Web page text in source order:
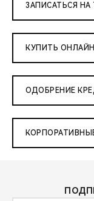
ЗАПИСАТЬСЯ НА
КУПИТЬ ОНЛАЙН
ОДОБРЕНИЕ